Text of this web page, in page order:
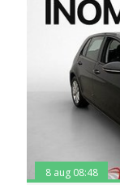
8 aug 08:48